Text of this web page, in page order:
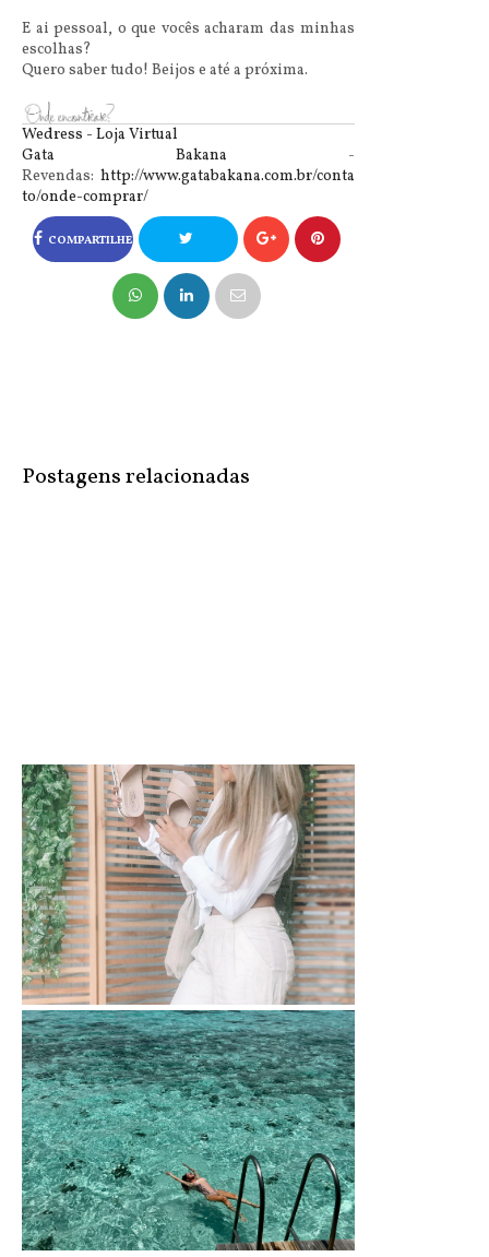
E ai pessoal, o que vocês acharam das minhas
escolhas?
Quero saber tudo! Beijos e até a próxima.
Wedress - Loja Virtual
Gata Bakana -
Revendas: http://www.gatabakana.com.br/conta
to/onde-comprar/
COMPARTILHE
NO FACEBOOK COMPARTILHE
Postagens relacionadas
Look do dia: Calça de montaria esta...
Flatform: Como usar